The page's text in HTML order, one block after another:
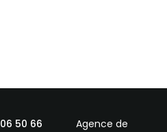
06 50 66
Agence de